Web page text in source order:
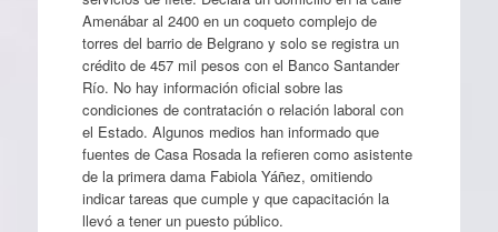
Amenábar al 2400 en un coqueto complejo de
torres del barrio de Belgrano y solo se registra un
crédito de 457 mil pesos con el Banco Santander
Río. No hay información oficial sobre las
condiciones de contratación o relación laboral con
el Estado. Algunos medios han informado que
fuentes de Casa Rosada la refieren como asistente
de la primera dama Fabiola Yáñez, omitiendo
indicar tareas que cumple y que capacitación la
llevó a tener un puesto público.